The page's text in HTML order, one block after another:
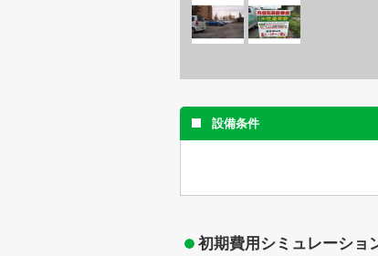
設備条件
初期費用シミュレーショ